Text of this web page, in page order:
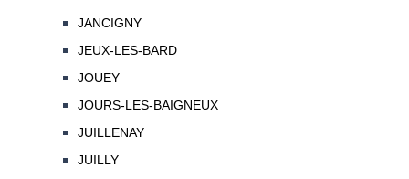
JANCIGNY
JEUX-LES-BARD
JOUEY
JOURS-LES-BAIGNEUX
JUILLENAY
JUILLY